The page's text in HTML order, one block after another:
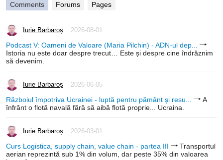
Comments Forums Pages
Iurie Barbaroș 2026-08-01
Podcast V: Oameni de Valoare (Maria Pilchin) - ADN-ul dep...
Istoria nu este doar despre trecut… Este și despre cine îndrăznim
să devenim.
Iurie Barbaroș 2026-06-05
Războiul împotriva Ucrainei - luptă pentru pământ și resu...
A
înfrânt o flotă navală fără să aibă flotă proprie... Ucraina.
Iurie Barbaroș 2026-03-01
Curs Logistica, supply chain, value chain - partea III
Transportul
aerian reprezintă sub 1% din volum, dar peste 35% din valoarea